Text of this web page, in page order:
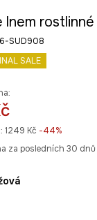
lnem rostlinné
SUD908
SALE
1249 Kč -44%
za posledních 30